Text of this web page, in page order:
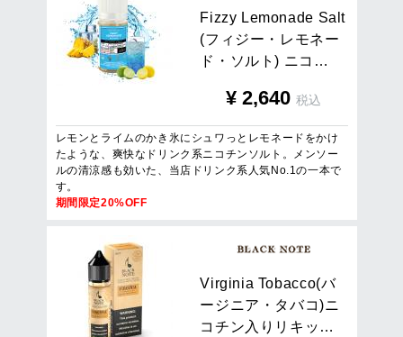
Fizzy Lemonade Sa lt
(フ ィ ジー ・ レ モネー
ド ・ ソ ル ト) ニコ …
¥ 2,640 税込
レモンとライムのかき氷にシュワっとレモネードをかけ
たような、爽快なドリンク系ニコチンソルト。メンソー
ルの清涼感も効いた、当店ドリンク系人気No.1の一本で
す。
期間限定20%OFF
Virginia Tobacco(バ
ー ジニア ・ タバコ)ニ
コ チ ン 入 り リ キ ッ …